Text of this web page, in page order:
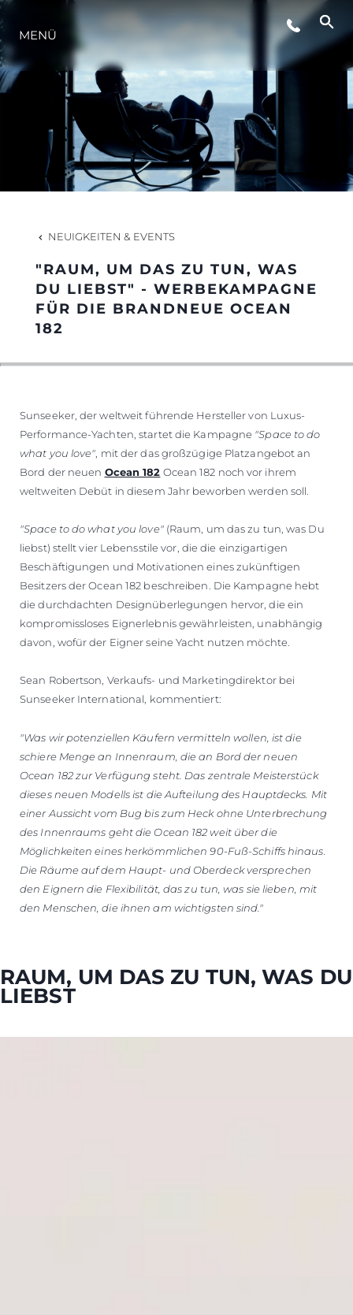
VERANSTALTUNGEN
LIFESTYLE
INNOVATION
GESCHICHTE
BEWERTEN SIE IHR BOOT
MENÜ
NEUIGKEITEN & EVENTS
"RAUM, UM DAS ZU TUN, WAS
DU LIEBST" - WERBEKAMPAGNE
FÜR DIE BRANDNEUE OCEAN
182
Sunseeker, der weltweit führende Hersteller von Luxus-
Performance-Yachten, startet die Kampagne "Space to do
what you love" , mit der das großzügige Platzangebot an
Bord der neuen Ocean 182 Ocean 182 noch vor ihrem
weltweiten Debüt in diesem Jahr beworben werden soll.
"Space to do what you love"(Raum, um das zu tun, was Du
liebst) stellt vier Lebensstile vor, die die einzigartigen
Beschäftigungen und Motivationen eines zukünftigen
Besitzers der Ocean 182 beschreiben. Die Kampagne hebt
die durchdachten Designüberlegungen hervor, die ein
kompromissloses Eignerlebnis gewährleisten, unabhängig
davon, wofür der Eigner seine Yacht nutzen möchte.
Sean Robertson, Verkaufs- und Marketingdirektor bei
Sunseeker International, kommentiert:
"Was wir potenziellen Käufern vermitteln wollen, ist die
schiere Menge an Innenraum, die an Bord der neuen
Ocean 182 zur Verfügung steht. Das zentrale Meisterstück
dieses neuen Modells ist die Aufteilung des Hauptdecks. Mit
einer Aussicht vom Bug bis zum Heck ohne Unterbrechung
des Innenraums geht die Ocean 182 weit über die
Möglichkeiten eines herkömmlichen 90-Fuß-Schiffs hinaus.
Die Räume auf dem Haupt- und Oberdeck versprechen
den Eignern die Flexibilität, das zu tun, was sie lieben, mit
den Menschen, die ihnen am wichtigsten sind."
RAUM, UM DAS ZU TUN, WAS DU
LIEBST